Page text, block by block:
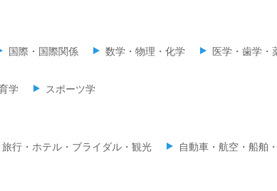
国際・国際関係 数学・物理・化学 医学・歯学・
学 スポーツ学
旅行・ホテル・ブライダル・観光 自動車・航空・船舶